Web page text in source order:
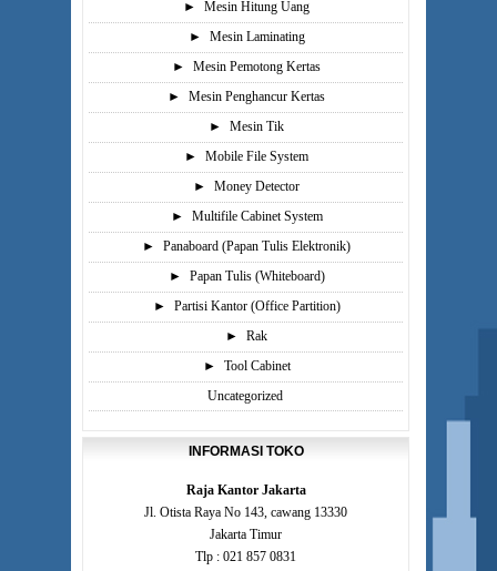
►
Mesin Hitung Uang
►
Mesin Laminating
►
Mesin Pemotong Kertas
►
Mesin Penghancur Kertas
►
Mesin Tik
►
Mobile File System
►
Money Detector
►
Multifile Cabinet System
►
Panaboard (Papan Tulis Elektronik)
►
Papan Tulis (Whiteboard)
►
Partisi Kantor (Office Partition)
►
Rak
►
Tool Cabinet
Uncategorized
INFORMASI TOKO
Raja Kantor Jakarta
Jl. Otista Raya No 143, cawang 13330
Jakarta Timur
Tlp : 021 857 0831